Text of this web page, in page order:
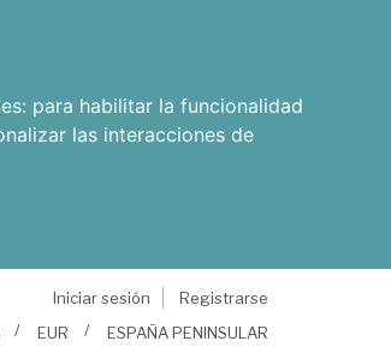
para habilitar la funcionalidad
las interacciones de
Iniciar sesión
Registrarse
EUR ESPAÑA PENINSULAR